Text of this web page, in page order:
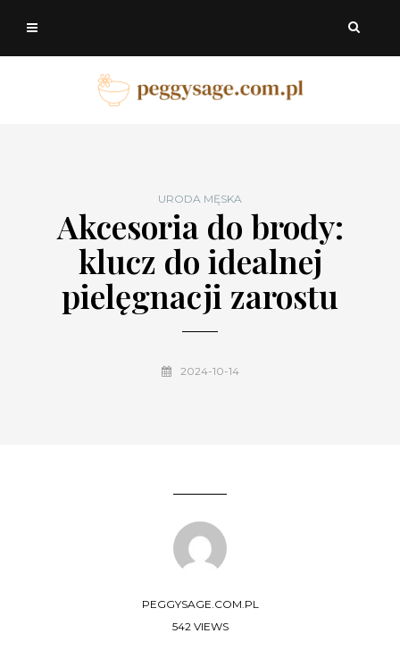
URODA MĘSKA
Akcesoria do brody:
klucz do idealnej
pielęgnacji zarostu
2024-10-14
PEGGYSAGE.COM.PL
542 VIEWS